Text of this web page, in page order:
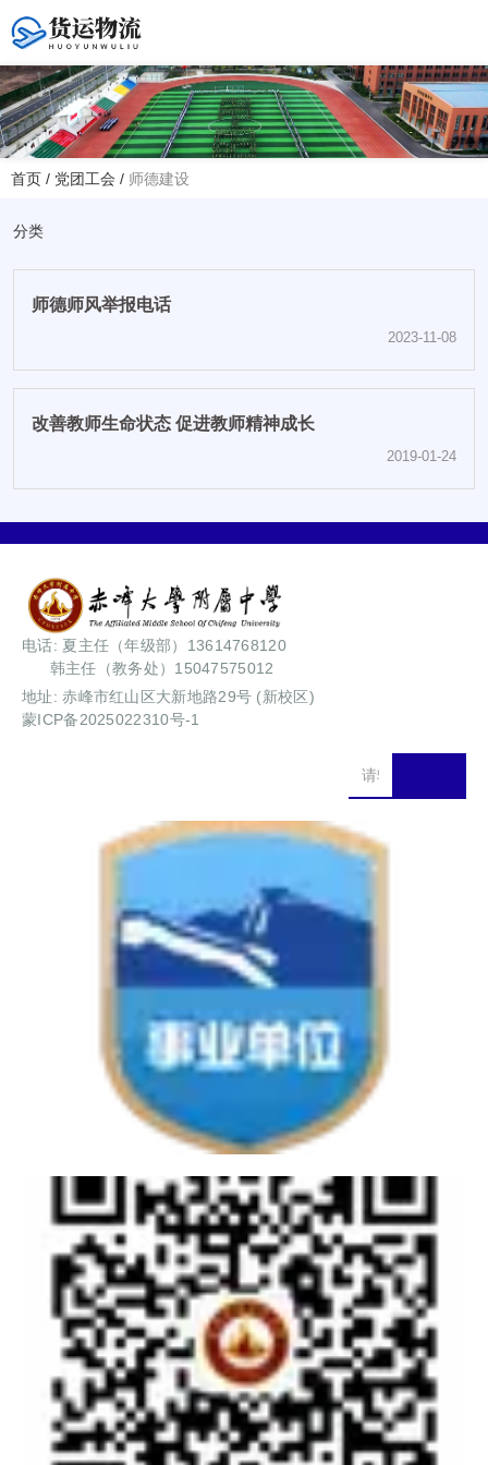
您好！欢迎访问赤峰大学附属中学官方网站！
首页 / 党团工会 / 师德建设
分类
师德师风举报电话
2023-11-08
改善教师生命状态 促进教师精神成长
2019-01-24
电话: 夏主任（年级部）13614768120
韩主任（教务处）15047575012
地址: 赤峰市红山区大新地路29号 (新校区)
蒙ICP备2025022310号-1